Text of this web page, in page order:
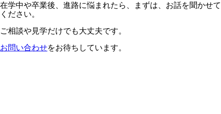
在学中や卒業後、進路に悩まれたら、まずは、お話を聞かせて
ください。
ご相談や見学だけでも大丈夫です。
お問い合わせをお待ちしています。